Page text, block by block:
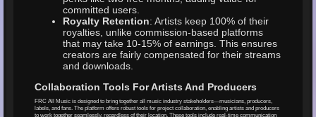
committed users.
Royalty Retention: Artists keep 100% of their
royalties, unlike commission-based platforms
that may take 10-15% of earnings. This ensures
creators are fairly compensated for their streams
and downloads.
Collaboration Tools For Artists And Producers
FRC All Music is designed to bring together all music industry stakeholders—musicians, producers,
labels, and fans. The platform offers robust tools for project collaboration, enabling artists and producers
to work together seamlessly, regardless of their location. These tools include real-time communication